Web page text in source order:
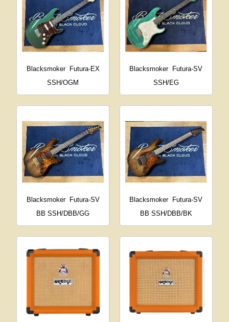
Blacksmoker
Futura-EX
SSH/OGM
Blacksmoker
Futura-SV
SSH/EG
Blacksmoker
Futura-SV
BB SSH/DBB/GG
Blacksmoker Futura-SV
BB SSH/DBB/BK